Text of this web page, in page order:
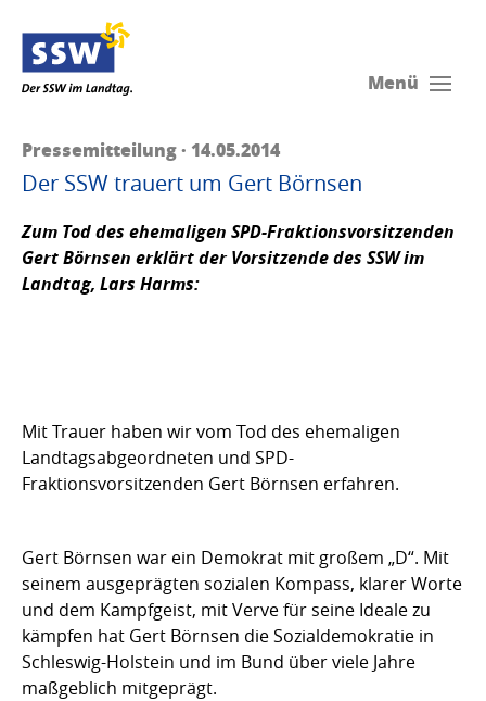
Menü
Pressemitteilung · 14.05.2014
Der SSW trauert um Gert Börnsen
Zum Tod des ehemaligen SPD-Fraktionsvorsitzenden
Gert Börnsen erklärt der Vorsitzende des SSW im
Landtag, Lars Harms:
Mit Trauer haben wir vom Tod des ehemaligen
Landtagsabgeordneten und SPD-
Fraktionsvorsitzenden Gert Börnsen erfahren.
Gert Börnsen war ein Demokrat mit großem „D“. Mit
seinem ausgeprägten sozialen Kompass, klarer Worte
und dem Kampfgeist, mit Verve für seine Ideale zu
kämpfen hat Gert Börnsen die Sozialdemokratie in
Schleswig-Holstein und im Bund über viele Jahre
maßgeblich mitgeprägt.